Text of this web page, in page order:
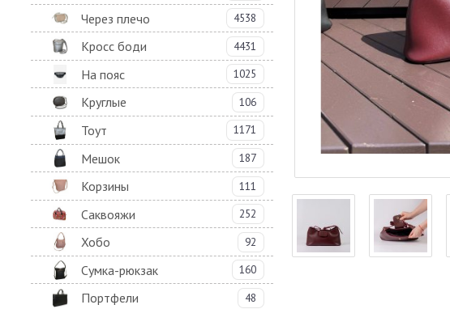
Через плечо 4538
Кросс боди 4431
На пояс 1025
Круглые 106
Тоут 1171
Мешок 187
Корзины 111
Саквояжи 252
Хобо 92
Сумка-рюкзак 160
Портфели 48